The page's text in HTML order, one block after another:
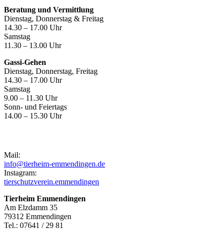
Beratung und Vermittlung
Dienstag, Donnerstag & Freitag
14.30 – 17.00 Uhr
Samstag
11.30 – 13.00 Uhr
Gassi-Gehen
Dienstag, Donnerstag, Freitag
14.30 – 17.00 Uhr
Samstag
9.00 – 11.30 Uhr
Sonn- und Feiertags
14.00 – 15.30 Uhr
Mail:
info@tierheim-emmendingen.de
Instagram:
tierschutzverein.emmendingen
Tierheim Emmendingen
Am Elzdamm 35
79312 Emmendingen
Tel.: 07641 / 29 81